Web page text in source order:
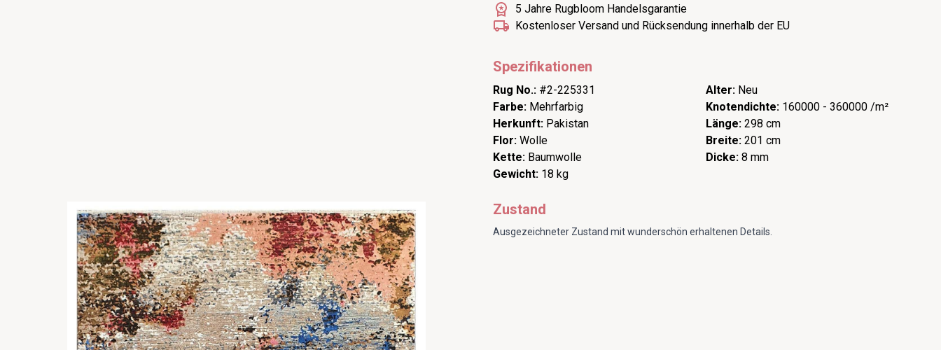
5 Jahre Rugbloom Handelsgarantie
Kostenloser Versand und Rücksendung innerhalb der EU
Spezifikationen
Rug No.: #2-225331 Alter: Neu
Farbe: Mehrfarbig Knotendichte: 160000 - 360000 /m²
Herkunft: Pakistan Länge: 298 cm
Flor: Wolle Breite: 201 cm
Kette: Baumwolle Dicke: 8 mm
Gewicht: 18 kg
Zustand
Ausgezeichneter Zustand mit wunderschön erhaltenen Details.